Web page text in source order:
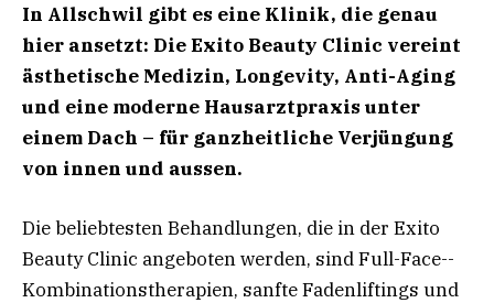
In Allschwil gibt es eine Klinik, die genau
hier ansetzt: Die Exito Beauty Clinic vereint
ästhetische Medizin, Longevity, Anti-Aging
und eine moderne Hausarztpraxis unter
einem Dach – für ganzheitliche Verjüngung
von innen und aussen.
Die beliebtesten Behandlungen, die in der Exito
Beauty Clinic angeboten werden, sind Full-­Face-­
Kombinationstherapien, sanfte Fadenliftings und